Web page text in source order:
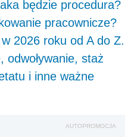
będzie procedura?
pracownicze?
2026 roku od A do Z.
odwoływanie, staż
i inne ważne
AUTOPROMOCJA